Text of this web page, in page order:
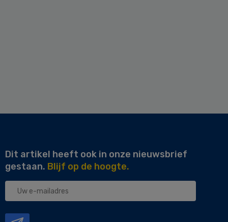
Dit artikel heeft ook in onze nieuwsbrief
gestaan. Blijf op de hoogte.
Uw